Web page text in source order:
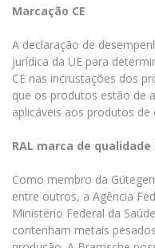
Marcação CE
A declaração de
jurídica da UE para
CE nas incrustações dos
que os produtos estão de
aplicáveis aos produtos de
RAL marca de
Como membro da
entre outros, a Agência
Ministério Federal da
contenham metais